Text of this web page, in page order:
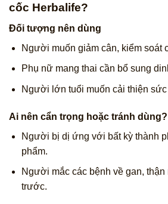
cốc Herbalife?
Đối tượng nên dùng
Người muốn giảm cân, kiểm soát
Phụ nữ mang thai cần bổ sung
Người lớn tuổi muốn cải thiện sức
Ai nên cẩn trọng hoặc tránh dùng?
Người bị dị ứng với bất kỳ thành
phẩm.
Người mắc các bệnh về gan,
trước.